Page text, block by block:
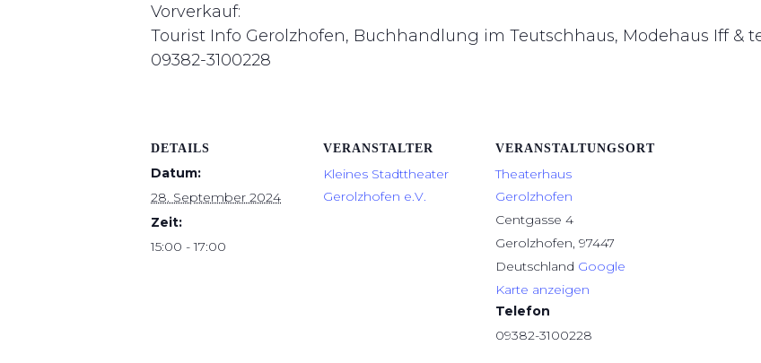
Vorverkauf:
Tourist Info Gerolzhofen, Buchhandlung im Teutschhaus, Modehaus Iff &
09382-3100228
DETAILS
Datum:
28. September 2024
Zeit:
15:00 - 17:00
VERANSTALTER
Kleines Stadttheater
Gerolzhofen e.V.
VERANSTALTUNGSORT
Theaterhaus
Gerolzhofen
Centgasse 4
Gerolzhofen, 97447
Deutschland Google
Karte anzeigen
Telefon
09382-3100228